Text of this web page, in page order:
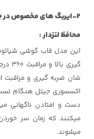
محافظ لنزدار :
شان ضربه گیری و مراقبت
اکسسوری جیتل هنگام
دست و افتادن ناگهانی
میکنند که زمان سر
میشوند.